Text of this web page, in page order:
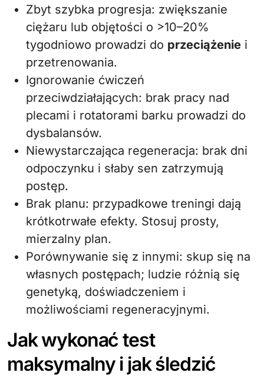
Zbyt szybka progresja: zwiększanie
ciężaru lub objętości o >10–20%
tygodniowo prowadzi do przeciążenie i
przetrenowania.
Ignorowanie ćwiczeń
przeciwdziałających: brak pracy nad
plecami i rotatorami barku prowadzi do
dysbalansów.
Niewystarczająca regeneracja: brak dni
odpoczynku i słaby sen zatrzymują
postęp.
Brak planu: przypadkowe treningi dają
krótkotrwałe efekty. Stosuj prosty,
mierzalny plan.
Porównywanie się z innymi: skup się na
własnych postępach; ludzie różnią się
genetyką, doświadczeniem i
możliwościami regeneracyjnymi.
Jak wykonać test
maksymalny i jak śledzić